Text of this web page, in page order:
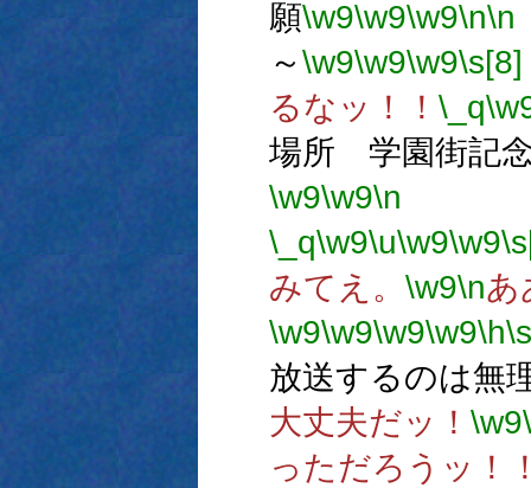
願\w9\w9\w9\n\n
～\w9\w9\w9\s[8]
るなッ！！ \_q
場所 学園街記
\w9\w9\n
\_q\w9\u\w9\w9
みてえ。 \w9\nあ
\w9\w9\w9\w9\h
放送するのは無
大丈夫だッ！ \w9
っただろうッ！